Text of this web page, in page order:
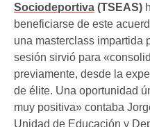
Sociodeportiva (TSEAS)
beneficiarse de este
una masterclass impartida
sesión sirvió para
previamente, desde la
de élite. Una oportunidad
muy positiva» contaba
Unidad de Educación y